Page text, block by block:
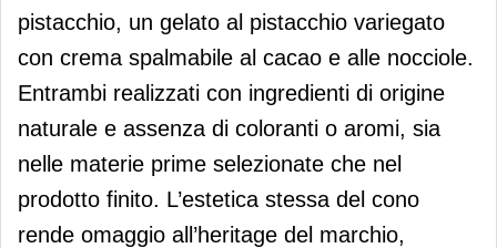
pistacchio, un gelato al pistacchio variegato
con crema spalmabile al cacao e alle nocciole.
Entrambi realizzati con ingredienti di origine
naturale e assenza di coloranti o aromi, sia
nelle materie prime selezionate che nel
prodotto finito. L’estetica stessa del cono
rende omaggio all’heritage del marchio,